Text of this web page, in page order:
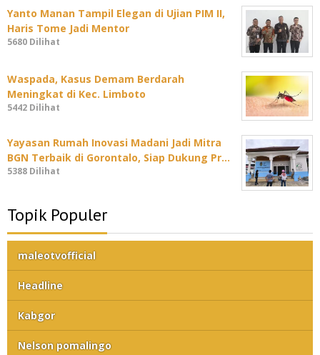
Yanto Manan Tampil Elegan di Ujian PIM II,
Haris Tome Jadi Mentor
5680 Dilihat
Waspada, Kasus Demam Berdarah
Meningkat di Kec. Limboto
5442 Dilihat
Yayasan Rumah Inovasi Madani Jadi Mitra
BGN Terbaik di Gorontalo, Siap Dukung Pr…
5388 Dilihat
Topik Populer
maleotvofficial
Headline
Kabgor
Nelson pomalingo